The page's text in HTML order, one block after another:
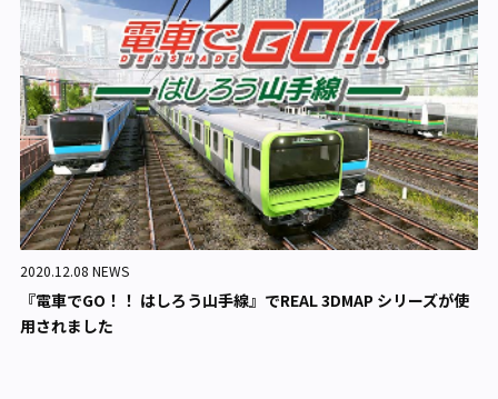
2020.12.08 NEWS
『電車でGO！！ はしろう山手線』でREAL 3DMAP シリーズが使
用されました